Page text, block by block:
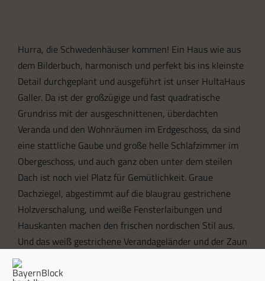
Hurra, die Schwedenhäuser kommen! Ein Haus wie aus
dem Bilderbuch, harmonisch und perfekt bis ins kleinste
Detail durchgeplant und ausgeführt ist unser HultaHaus
Galler. Da ist der großzügige und fast quadratische
Grundriss mit der ausgeschnittenen, überdachten
Veranda und den Wohnräumen im Erdgeschoss, da sind
eine stattliche Gaube und große helle Schlafzimmer im
Obergeschoss, und auch ganz oben unter dem steilen
Dach ist noch viel Platz für Gemütlichkeit. Graue
Dachziegel, abgestimmt auf die blaugrau gestrichene
Holzverschalung, und weiße Fensterlaibungen und
Hauskanten machen den frischen nordischen Stil aus.
Und das weiß gestrichene Verandageländer und der Zaun
um das Grundstück runden den Gesamteindruck ab.
Fehlt nur noch der Fjord – aber der weite Blick über die